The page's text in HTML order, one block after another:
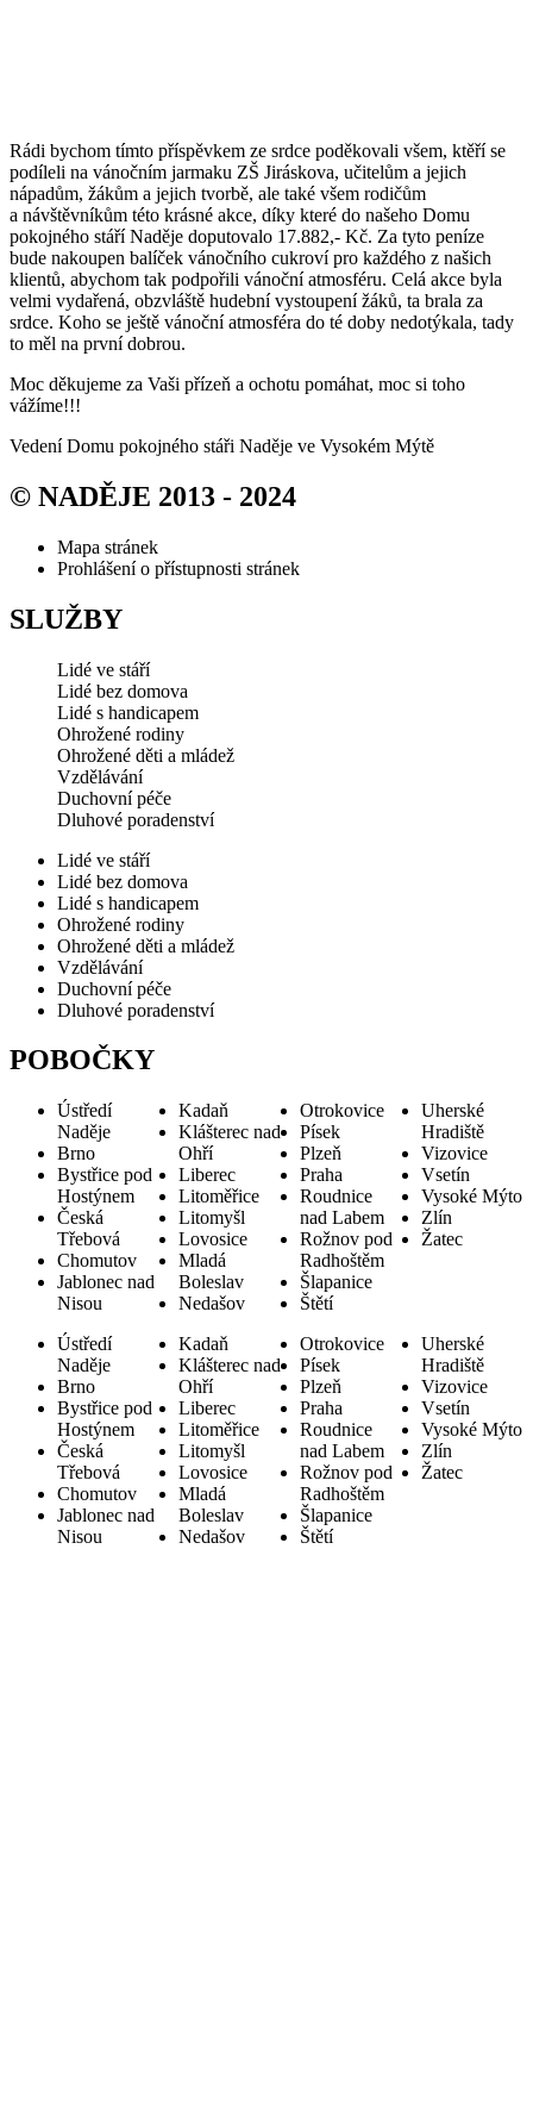
Rádi bychom tímto příspěvkem ze srdce poděkovali všem, ktěří se
podíleli na vánočním jarmaku ZŠ Jiráskova, učitelům a jejich
nápadům, žákům a jejich tvorbě, ale také všem rodičům
a návštěvníkům této krásné akce, díky které do našeho Domu
pokojného stáří Naděje doputovalo 17.882,- Kč. Za tyto peníze
bude nakoupen balíček vánočního cukroví pro každého z našich
klientů, abychom tak podpořili vánoční atmosféru. Celá akce byla
velmi vydařená, obzvláště hudební vystoupení žáků, ta brala za
srdce. Koho se ještě vánoční atmosféra do té doby nedotýkala, tady
to měl na první dobrou.
Moc děkujeme za Vaši přízeň a ochotu pomáhat, moc si toho
vážíme!!!
Vedení Domu pokojného stáři Naděje ve Vysokém Mýtě
© NADĚJE 2013 - 2024
Mapa stránek
Prohlášení o přístupnosti stránek
SLUŽBY
Lidé ve stáří
Lidé bez domova
Lidé s handicapem
Ohrožené rodiny
Ohrožené děti a mládež
Vzdělávání
Duchovní péče
Dluhové poradenství
Lidé ve stáří
Lidé bez domova
Lidé s handicapem
Ohrožené rodiny
Ohrožené děti a mládež
Vzdělávání
Duchovní péče
Dluhové poradenství
POBOČKY
Ústředí
Naděje
Brno
Bystřice pod
Hostýnem
Česká
Třebová
Chomutov
Jablonec nad
Nisou
Kadaň
Klášterec nad
Ohří
Liberec
Litoměřice
Litomyšl
Lovosice
Mladá
Boleslav
Nedašov
Otrokovice
Písek
Plzeň
Praha
Roudnice
nad Labem
Rožnov pod
Radhoštěm
Šlapanice
Štětí
Uherské
Hradiště
Vizovice
Vsetín
Vysoké Mýto
Zlín
Žatec
Ústředí
Naděje
Brno
Bystřice pod
Hostýnem
Česká
Třebová
Chomutov
Jablonec nad
Nisou
Kadaň
Klášterec nad
Ohří
Liberec
Litoměřice
Litomyšl
Lovosice
Mladá
Boleslav
Nedašov
Otrokovice
Písek
Plzeň
Praha
Roudnice
nad Labem
Rožnov pod
Radhoštěm
Šlapanice
Štětí
Uherské
Hradiště
Vizovice
Vsetín
Vysoké Mýto
Zlín
Žatec